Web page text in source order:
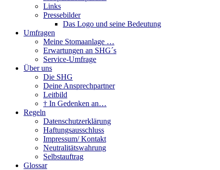
Links
Pressebilder
Das Logo und seine Bedeutung
Umfragen
Meine Stomaanlage …
Erwartungen an SHG´s
Service-Umfrage
Über uns
Die SHG
Deine Ansprechpartner
Leitbild
† In Gedenken an…
Regeln
Datenschutzerklärung
Haftungsausschluss
Impressum/ Kontakt
Neutralitätswahrung
Selbstauftrag
Glossar